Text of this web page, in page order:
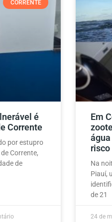
CORRENTE
é
Corrente
por estupro
Corrente,
de
Em
risco
Na
Piauí,
de 21
24 de